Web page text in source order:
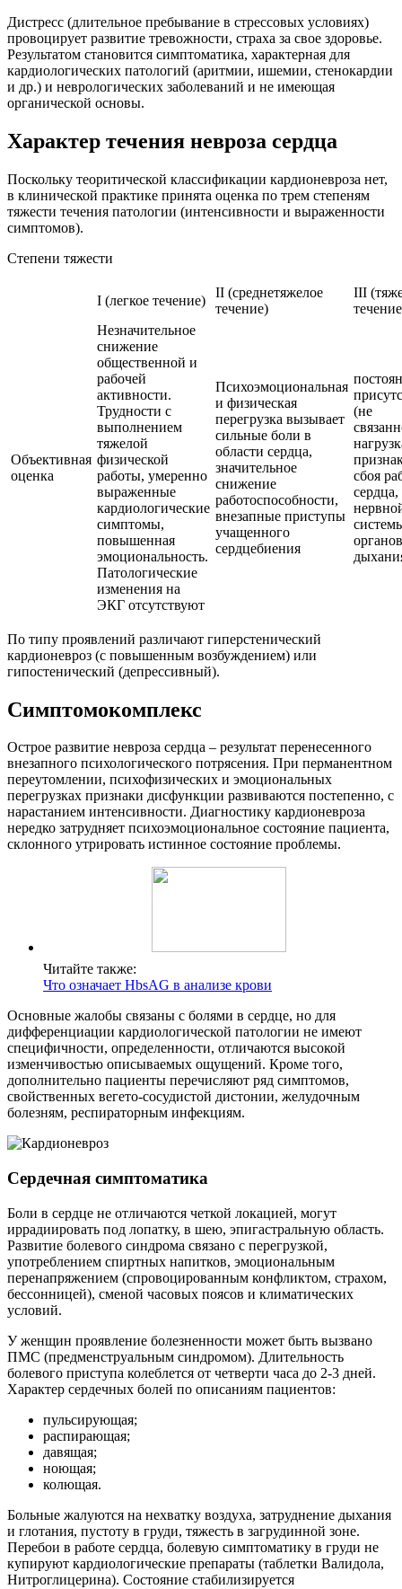
Дистресс (длительное пребывание в стрессовых условиях)
провоцирует развитие тревожности, страха за свое здоровье.
Результатом становится симптоматика, характерная для
кардиологических патологий (аритмии, ишемии, стенокардии
и др.) и неврологических заболеваний и не имеющая
органической основы.
Характер течения невроза сердца
Поскольку теоритической классификации кардионевроза нет,
в клинической практике принята оценка по трем степеням
тяжести течения патологии (интенсивности и выраженности
симптомов).
Степени тяжести
I (легкое течение)
II (среднетяжелое
течение)
III
Объективная
оценка
Незначительное
снижение
общественной и
рабочей
активности.
Трудности с
выполнением
тяжелой
физической
работы, умеренно
выраженные
кардиологические
симптомы,
повышенная
эмоциональность.
Патологические
изменения на
ЭКГ отсутствуют
Психоэмоциональная
и физическая
перегрузка вызывает
сильные боли в
области сердца,
значительное
снижение
работоспособности,
внезапные приступы
учащенного
сердцебиения
(не
сбоя
сердца,
органов
По типу проявлений различают гиперстенический
кардионевроз (с повышенным возбуждением) или
гипостенический (депрессивный).
Симптомокомплекс
Острое развитие невроза сердца – результат перенесенного
внезапного психологического потрясения. При перманентном
переутомлении, психофизических и эмоциональных
перегрузках признаки дисфункции развиваются постепенно, с
нарастанием интенсивности. Диагностику кардионевроза
нередко затрудняет психоэмоциональное состояние пациента,
склонного утрировать истинное состояние проблемы.
Читайте также:
Что означает HbsAG в анализе крови
Основные жалобы связаны с болями в сердце, но для
дифференциации кардиологической патологии не имеют
специфичности, определенности, отличаются высокой
изменчивостью описываемых ощущений. Кроме того,
дополнительно пациенты перечисляют ряд симптомов,
свойственных вегето-сосудистой дистонии, желудочным
болезням, респираторным инфекциям.
Сердечная симптоматика
Боли в сердце не отличаются четкой локацией, могут
иррадиировать под лопатку, в шею, эпигастральную область.
Развитие болевого синдрома связано с перегрузкой,
употреблением спиртных напитков, эмоциональным
перенапряжением (спровоцированным конфликтом, страхом,
бессонницей), сменой часовых поясов и климатических
условий.
У женщин проявление болезненности может быть вызвано
ПМС (предменструальным синдромом). Длительность
болевого приступа колеблется от четверти часа до 2-3 дней.
Характер сердечных болей по описаниям пациентов:
пульсирующая;
распирающая;
давящая;
ноющая;
колющая.
Больные жалуются на нехватку воздуха, затруднение дыхания
и глотания, пустоту в груди, тяжесть в загрудинной зоне.
Перебои в работе сердца, болевую симптоматику в груди не
купируют кардиологические препараты (таблетки Валидола,
Нитроглицерина). Состояние стабилизируется